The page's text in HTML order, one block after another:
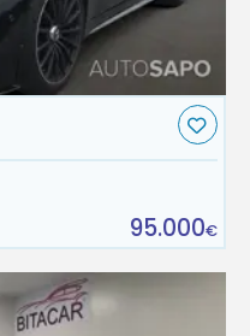
95.000€